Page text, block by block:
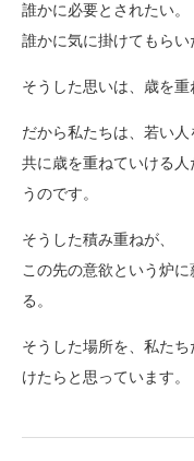
誰かに必要とされたい。
誰かに気に掛けてもらい
そうした思いは、歳を重
だから私たちは、若い人
共に歳を重ねていける
うのです。
そうした積み重ねが、
この先の意欲という炉
る。
そうした場所を、私た
けたらと思っています。